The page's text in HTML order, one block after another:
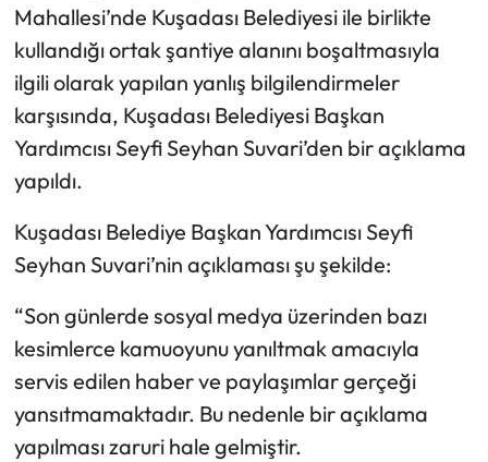
Mahallesi’nde Kuşadası Belediyesi ile birlikte
kullandığı ortak şantiye alanını boşaltmasıyla
ilgili olarak yapılan yanlış bilgilendirmeler
karşısında, Kuşadası Belediyesi Başkan
Yardımcısı Seyfi Seyhan Suvari’den bir açıklama
yapıldı.
Kuşadası Belediye Başkan Yardımcısı Seyfi
Seyhan Suvari’nin açıklaması şu şekilde:
“Son günlerde sosyal medya üzerinden bazı
kesimlerce kamuoyunu yanıltmak amacıyla
servis edilen haber ve paylaşımlar gerçeği
yansıtmamaktadır. Bu nedenle bir açıklama
yapılması zaruri hale gelmiştir.